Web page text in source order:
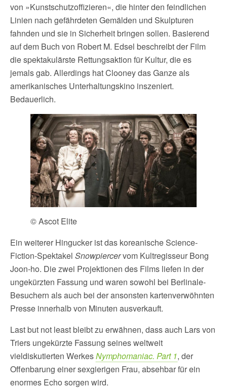
von »Kunstschutzoffizieren«, die hinter den feindlichen
Linien nach gefährdeten Gemälden und Skulpturen
fahnden und sie in Sicherheit bringen sollen. Basierend
auf dem Buch von Robert M. Edsel beschreibt der Film
die spektakulärste Rettungsaktion für Kultur, die es
jemals gab. Allerdings hat Clooney das Ganze als
amerikanisches Unterhaltungskino inszeniert.
Bedauerlich.
© Ascot Elite
Ein weiterer Hingucker ist das koreanische Science-
Fiction-Spektakel Snowpiercervom Kultregisseur Bong
Joon-ho. Die zwei Projektionen des Films liefen in der
ungekürzten Fassung und waren sowohl bei Berlinale-
Besuchern als auch bei der ansonsten kartenverwöhnten
Presse innerhalb von Minuten ausverkauft.
Last but not least bleibt zu erwähnen, dass auch Lars von
Triers ungekürzte Fassung seines weltweit
vieldiskutierten WerkesNymphomaniac. Part 1, der
Offenbarung einer sexgierigen Frau, absehbar für ein
enormes Echo sorgen wird.